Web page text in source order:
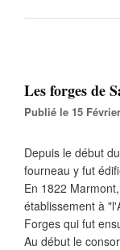
Les forges de
Publié le 15
Depuis le début
fourneau y fut
En 1822
établissement à
Forges qui fut
Au début le